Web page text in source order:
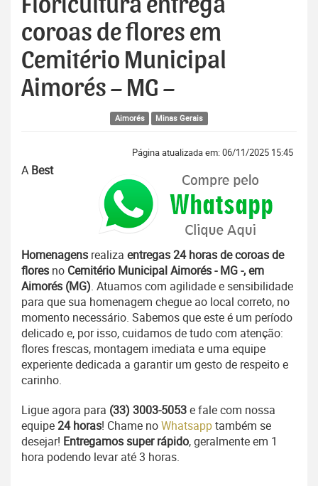
Floricultura entrega
coroas de flores em
Cemitério Municipal
Aimorés – MG –
Aimorés Minas Gerais
Página atualizada em: 06/11/2025 15:45
A Best
Homenagens realiza entregas 24 horas de coroas de
flores no Cemitério Municipal Aimorés - MG -, em
Aimorés (MG). Atuamos com agilidade e sensibilidade
para que sua homenagem chegue ao local correto, no
momento necessário. Sabemos que este é um período
delicado e, por isso, cuidamos de tudo com atenção:
flores frescas, montagem imediata e uma equipe
experiente dedicada a garantir um gesto de respeito e
carinho.
Ligue agora para (33) 3003-5053e fale com nossa
equipe24 horas! Chame noWhatsapptambém se
desejar! Entregamos super rápido, geralmente em 1
hora podendo levar até 3 horas.